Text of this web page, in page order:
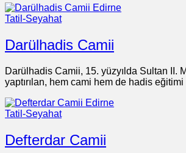
Tatil-Seyahat
Darülhadis Camii
Darülhadis Camii, 15. yüzyılda Sultan II.
yaptırılan, hem cami hem de hadis eğitimi
Tatil-Seyahat
Defterdar Camii